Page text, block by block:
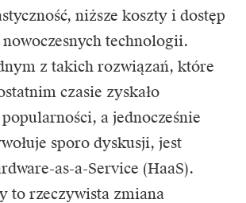
niższe koszty i dostęp
technologii.
z takich rozwiązań, które
czasie zyskało
a jednocześnie
sporo dyskusji, jest
as-a-Service (HaaS).
to rzeczywista zmiana